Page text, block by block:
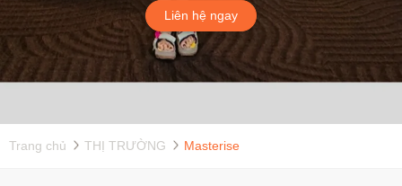
Liên hệ ngay
Trang chủ THỊ TRƯỜNG Masterise